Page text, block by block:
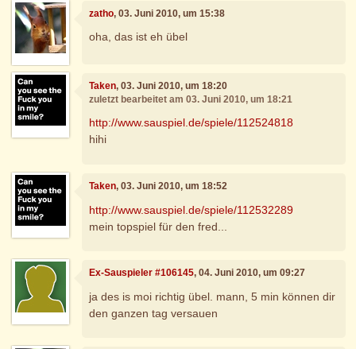
zatho, 03. Juni 2010, um 15:38
oha, das ist eh übel
Taken, 03. Juni 2010, um 18:20
zuletzt bearbeitet am 03. Juni 2010, um 18:21
http://www.sauspiel.de/spiele/112524818
hihi
Taken, 03. Juni 2010, um 18:52
http://www.sauspiel.de/spiele/112532289
mein topspiel für den fred...
Ex-Sauspieler #106145, 04. Juni 2010, um 09:27
ja des is moi richtig übel. mann, 5 min können dir
den ganzen tag versauen